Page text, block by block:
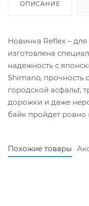
ОПИСАНИЕ
Новинка Reflex –
изготовлена
надежность с
Shimano,
городской асфальт,
дорожки и даже
байк пройдет ровно
Похожие товары